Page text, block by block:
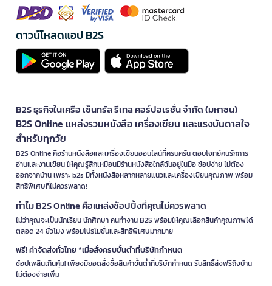
ดาวน์โหลดแอป B2S
B2S ธุรกิจในเครือ เซ็นทรัล รีเทล คอร์ปอเรชั่น จำกัด (มหาชน)
B2S Online แหล่งรวมหนังสือ เครื่องเขียน และแรงบันดาลใจ
สำหรับทุกวัย
B2S Online คือร้านหนังสือและเครื่องเขียนออนไลน์ที่ครบครัน ตอบโจทย์คนรักการ
อ่านและงานเขียน ให้คุณรู้สึกเหมือนมีร้านหนังสือใกล้ฉันอยู่ในมือ ช้อปง่าย ไม่ต้อง
ออกจากบ้าน เพราะ b2s มีทั้งหนังสือหลากหลายแนวและเครื่องเขียนคุณภาพ พร้อม
สิทธิพิเศษที่ไม่ควรพลาด!
ทำไม B2S Online คือแหล่งช้อปปิ้งที่คุณไม่ควรพลาด
ไม่ว่าคุณจะเป็นนักเรียน นักศึกษา คนทำงาน B2S พร้อมให้คุณเลือกสินค้าคุณภาพได้
ตลอด 24 ชั่วโมง พร้อมโปรโมชั่นและสิทธิพิเศษมากมาย
ฟรี! ค่าจัดส่งทั่วไทย *เมื่อสั่งครบขั้นต่ำที่บริษัทกำหนด
ช้อปเพลินเกินคุ้ม! เพียงมียอดสั่งซื้อสินค้าขั้นต่ำที่บริษัทกำหนด รับสิทธิ์ส่งฟรีถึงบ้าน
ไม่ต้องจ่ายเพิ่ม